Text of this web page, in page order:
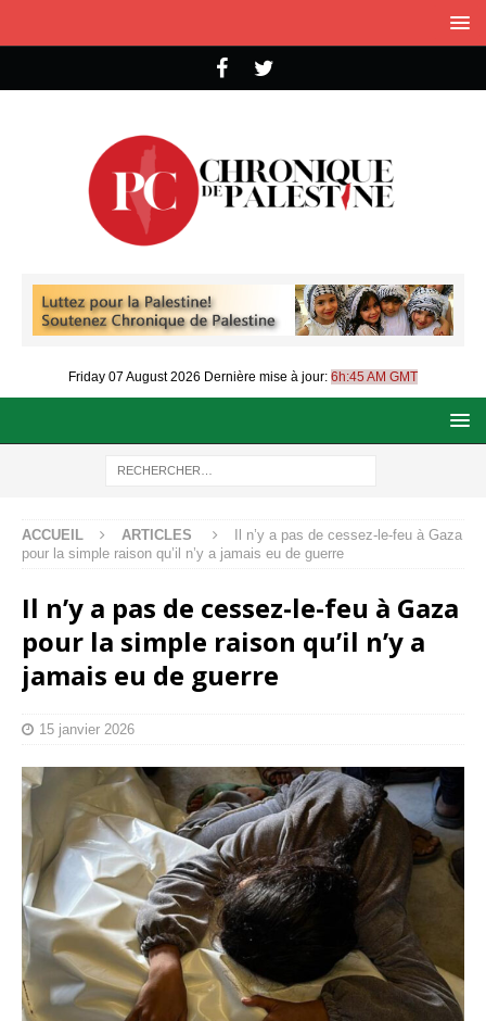
Friday 07 August 2026 Dernière mise à jour: 6h:45 AM GMT
ACCUEIL ARTICLES
Il n’y a pas de cessez-le-feu à Gaza
pour la simple raison qu’il n’y a jamais eu de guerre
Il n’y a pas de cessez-le-feu à Gaza
pour la simple raison qu’il n’y a
jamais eu de guerre
15 janvier 2026